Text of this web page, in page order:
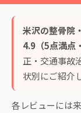
米沢の整骨院
4.9（5点満点
正・交通事故
状別にご紹介
各レビューには